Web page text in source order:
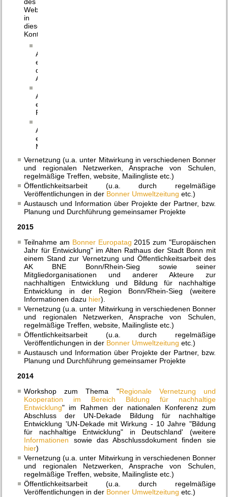
des
Webauftritts,
in
diesem
Kontext
Aufbau
einer
digitalen
Austauschplattform
Aufbau
einer
Partnerdatenbank
Aufbau
eines
Materialpools
Vernetzung (u.a. unter Mitwirkung in verschiedenen Bonner
und regionalen Netzwerken, Ansprache von Schulen,
regelmäßige Treffen, website, Mailingliste etc.)
Öffentlichkeitsarbeit (u.a. durch regelmäßige
Veröffentlichungen in der Bonner Umweltzeitungetc.)
Austausch und Information über Projekte der Partner, bzw.
Planung und Durchführung gemeinsamer Projekte
2015
Teilnahme am Bonner Europatag 2015 zum "Europäischen
Jahr für Entwicklung" im Alten Rathaus der Stadt Bonn mit
einem Stand zur Vernetzung und Öffentlichkeitsarbeit des
AK BNE Bonn/Rhein-Sieg sowie seiner
Mitgliedorganisationen und anderer Akteure zur
nachhaltigen Entwicklung und Bildung für nachhaltige
Entwicklung in der Region Bonn/Rhein-Sieg (weitere
Informationen dazu hier).
Vernetzung (u.a. unter Mitwirkung in verschiedenen Bonner
und regionalen Netzwerken, Ansprache von Schulen,
regelmäßige Treffen, website, Mailingliste etc.)
Öffentlichkeitsarbeit (u.a. durch regelmäßige
Veröffentlichungen in der Bonner Umweltzeitungetc.)
Austausch und Information über Projekte der Partner, bzw.
Planung und Durchführung gemeinsamer Projekte
2014
Workshop zum Thema "Regionale Vernetzung und
Kooperation im Bereich Bildung für nachhaltige
Entwicklung" im Rahmen der nationalen Konferenz zum
Abschluss der UN-Dekade Bildung für nachhaltige
Entwicklung 'UN-Dekade mit Wirkung - 10 Jahre "Bildung
für nachhaltige Entwicklung" in Deutschland' (weitere
Informationen sowie das Abschlussdokument finden sie
hier)
Vernetzung (u.a. unter Mitwirkung in verschiedenen Bonner
und regionalen Netzwerken, Ansprache von Schulen,
regelmäßige Treffen, website, Mailingliste etc.)
Öffentlichkeitsarbeit (u.a. durch regelmäßige
Veröffentlichungen in der Bonner Umweltzeitungetc.)